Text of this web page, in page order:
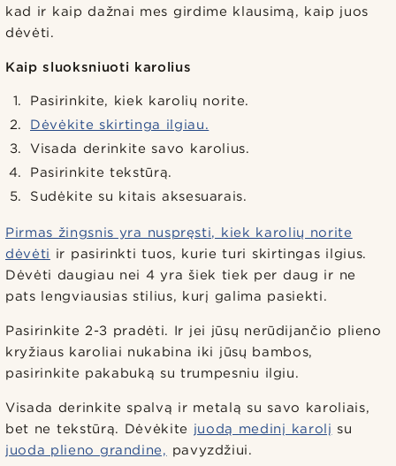
kad ir kaip dažnai mes girdime klausimą, kaip juos
dėvėti.
Kaip sluoksniuoti karolius
Pasirinkite, kiek karolių norite.
Dėvėkite skirtinga ilgiau.
Visada derinkite savo karolius.
Pasirinkite tekstūrą.
Sudėkite su kitais aksesuarais.
Pirmas žingsnis yra nuspręsti, kiek karolių norite
dėvėti ir pasirinkti tuos, kurie turi skirtingas ilgius.
Dėvėti daugiau nei 4 yra šiek tiek per daug ir ne
pats lengviausias stilius, kurį galima pasiekti.
Pasirinkite 2-3 pradėti. Ir jei jūsų nerūdijančio plieno
kryžiaus karoliai nukabina iki jūsų bambos,
pasirinkite pakabuką su trumpesniu ilgiu.
Visada derinkite spalvą ir metalą su savo karoliais,
bet ne tekstūrą. Dėvėkite juodą medinį karolį su
juoda plieno grandine, pavyzdžiui.